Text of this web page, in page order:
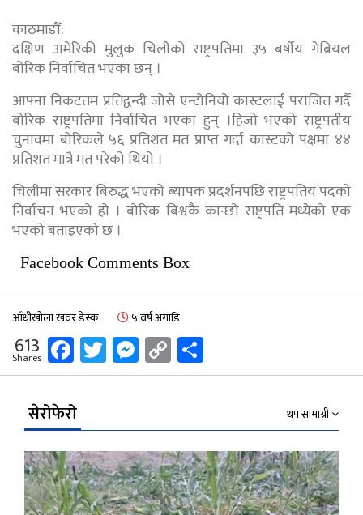
काठमाडौँ:
दक्षिण अमेरिकी मुलुक चिलीको राष्ट्रपतिमा ३५ बर्षीय गेब्रियल
बोरिक निर्वाचित भएका छन् ।
आफ्ना निकटतम प्रतिद्वन्दी जोसे एन्टोनियो कास्टलाई पराजित गर्दै
बोरिक राष्ट्रपतिमा निर्वाचित भएका हुन् ।हिजो भएको राष्ट्रपतीय
चुनावमा बोरिकले ५६ प्रतिशत मत प्राप्त गर्दा कास्टको पक्षमा ४४
प्रतिशत मात्रै मत परेको थियो ।
चिलीमा सरकार बिरुद्ध भएको ब्यापक प्रदर्शनपछि राष्ट्रपतिय पदको
निर्वाचन भएको हो । बोरिक बिश्वकै कान्छो राष्ट्रपति मध्येको एक
भएको बताइएको छ ।
Facebook Comments Box
आँधीखोला खवर डेस्क ५ वर्ष अगाडि
613
Shares Facebook
Twitter
Messenger
Copy
Link
सेरोफेरो थप सामाग्री